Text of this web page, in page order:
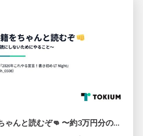
2026年、書籍をちゃんと読むぞ👊 〜約3万円分の書籍を積読にしないためにやること〜